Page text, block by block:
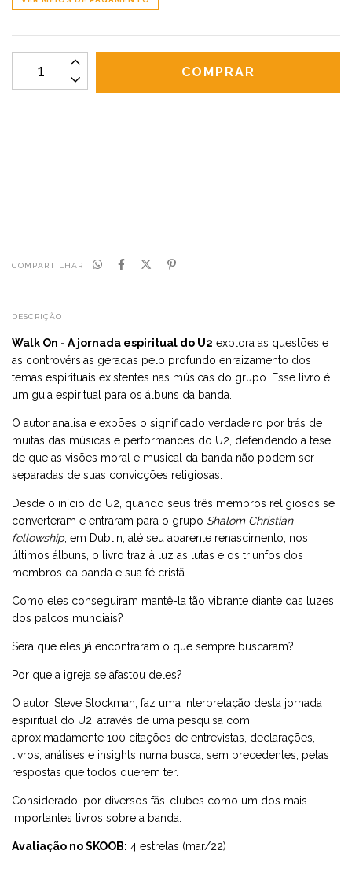
COMPARTILHAR
DESCRIÇÃO
Walk On - A jornada espiritual do U2 explora as questões e
as controvérsias geradas pelo profundo enraizamento dos
temas espirituais existentes nas músicas do grupo. Esse livro é
um guia espiritual para os álbuns da banda.
O autor analisa e expões o significado verdadeiro por trás de
muitas das músicas e performances do U2, defendendo a tese
de que as visões moral e musical da banda não podem ser
separadas de suas convicções religiosas.
Desde o início do U2, quando seus três membros religiosos se
converteram e entraram para o grupo Shalom Christian
fellowship , em Dublin, até seu aparente renascimento, nos
últimos álbuns, o livro traz à luz as lutas e os triunfos dos
membros da banda e sua fé cristã.
Como eles conseguiram mantê-la tão vibrante diante das luzes
dos palcos mundiais?
Será que eles já encontraram o que sempre buscaram?
Por que a igreja se afastou deles?
O autor, Steve Stockman, faz uma interpretação desta jornada
espiritual do U2, através de uma pesquisa com
aproximadamente 100 citações de entrevistas, declarações,
livros, análises e insights numa busca, sem precedentes, pelas
respostas que todos querem ter.
Considerado, por diversos fãs-clubes como um dos mais
importantes livros sobre a banda.
Avaliação no SKOOB: 4 estrelas (mar/22)